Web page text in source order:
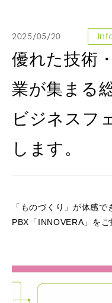
2025/05/20
優れた技術
業が集まる
ビジネスフ
します。
「ものづくり」が体感
PBX「INNOVERA」をご